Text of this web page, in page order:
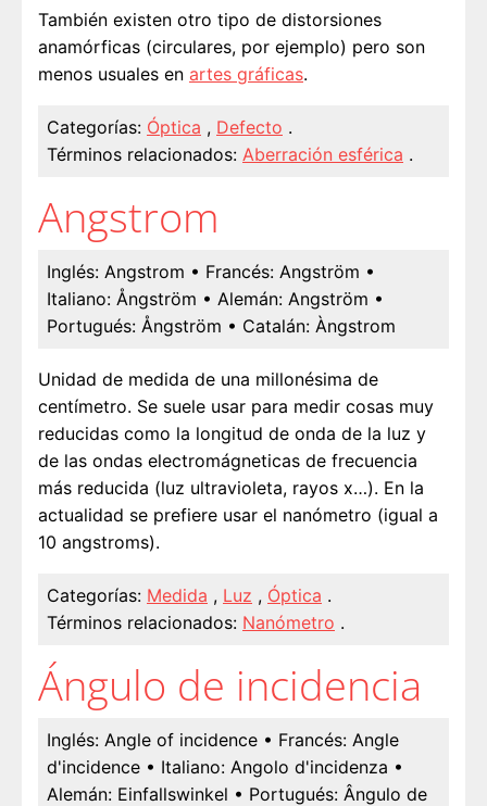
También existen otro tipo de distorsiones
anamórficas (circulares, por ejemplo) pero son
menos usuales en artes gráficas.
Categorías: Óptica , Defecto .
Términos relacionados: Aberración esférica .
Angstrom
Inglés: Angstrom • Francés: Angström •
Italiano: Ångström • Alemán: Angström •
Portugués: Ångström • Catalán: Àngstrom
Unidad de medida de una millonésima de
centímetro. Se suele usar para medir cosas muy
reducidas como la longitud de onda de la luz y
de las ondas electromágneticas de frecuencia
más reducida (luz ultravioleta, rayos x…). En la
actualidad se prefiere usar el nanómetro (igual a
10 angstroms).
Categorías: Medida , Luz , Óptica .
Términos relacionados: Nanómetro .
Ángulo de incidencia
Inglés: Angle of incidence • Francés: Angle
d'incidence • Italiano: Angolo d'incidenza •
Alemán: Einfallswinkel • Portugués: Ângulo de